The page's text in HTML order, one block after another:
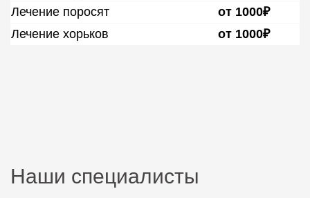
Лечение поросят
от 1000₽
Лечение хорьков
от 1000₽
Наши специалисты